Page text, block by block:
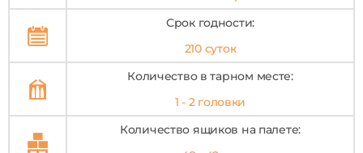
Срок годности:
210 суток
Количество в тарном месте:
1 - 2 головки
Количество ящиков на палете: